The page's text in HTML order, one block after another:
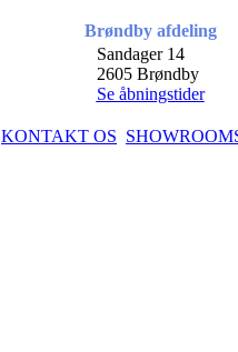
Brøndby afdeling
Sandager 14
2605 Brøndby
Se åbningstider
KONTAKT OS